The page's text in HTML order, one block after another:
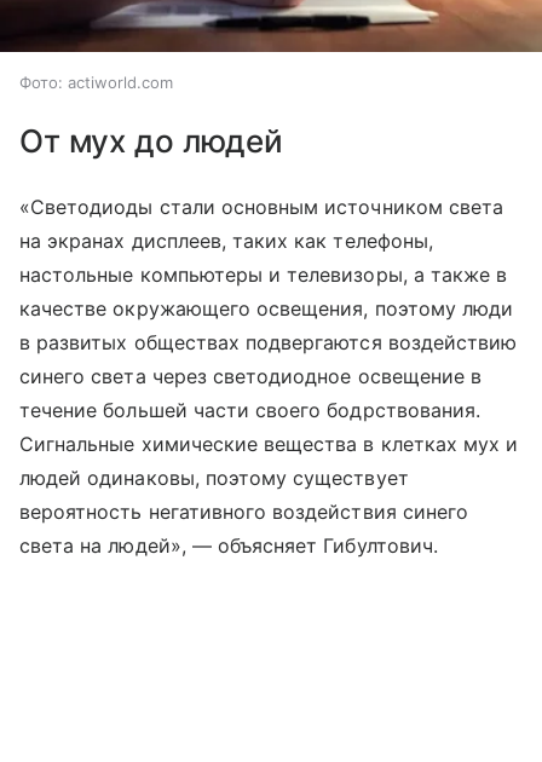
Фото: actiworld.com
От мух до людей
«Светодиоды стали основным источником света
на экранах дисплеев, таких как телефоны,
настольные компьютеры и телевизоры, а также в
качестве окружающего освещения, поэтому люди
в развитых обществах подвергаются воздействию
синего света через светодиодное освещение в
течение большей части своего бодрствования.
Сигнальные химические вещества в клетках мух и
людей одинаковы, поэтому существует
вероятность негативного воздействия синего
света на людей», — объясняет Гибултович.